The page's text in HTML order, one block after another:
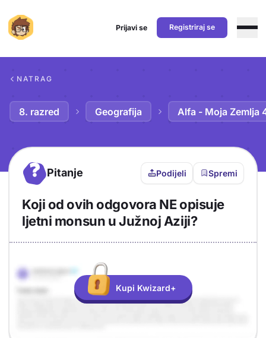
Prijavi se Registriraj se
NATRAG
8. razred Geografija Alfa - Moja Zemlja
? Pitanje Podijeli Spremi
Koji od ovih odgovora NE opisuje
ljetni monsun u Južnoj Aziji?
Odgovor
Objašnjenje
Kupi Kwizard+